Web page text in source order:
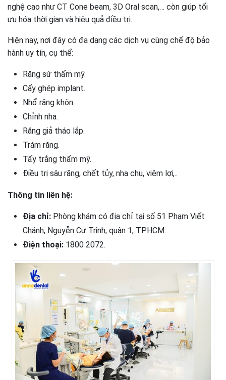
nghệ cao như CT Cone beam, 3D Oral scan,… còn giúp tối
ưu hóa thời gian và hiệu quả điều trị.
Hiện nay, nơi đây có đa dạng các dịch vụ cùng chế độ bảo
hành uy tín, cụ thể:
Răng sứ thẩm mỹ.
Cấy ghép implant.
Nhổ răng khôn.
Chỉnh nha.
Răng giả tháo lắp.
Trám răng.
Tẩy trắng thẩm mỹ.
Điều trị sâu răng, chết tủy, nha chu, viêm lợi,..
Thông tin liên hệ:
Địa chỉ: Phòng khám có địa chỉ tại số 51 Phạm Viết
Chánh, Nguyễn Cư Trinh, quận 1, TPHCM.
Điện thoại: 1800 2072.